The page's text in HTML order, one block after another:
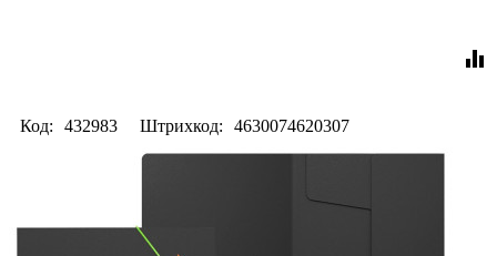
equalizer
Код: 432983 Штрихкод: 4630074620307